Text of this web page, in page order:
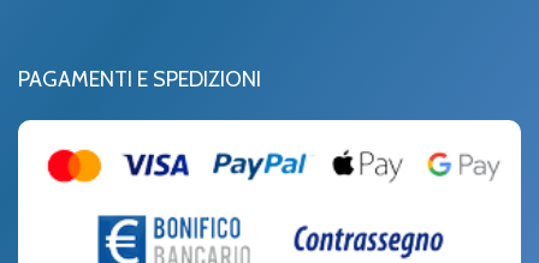
PAGAMENTI E SPEDIZIONI